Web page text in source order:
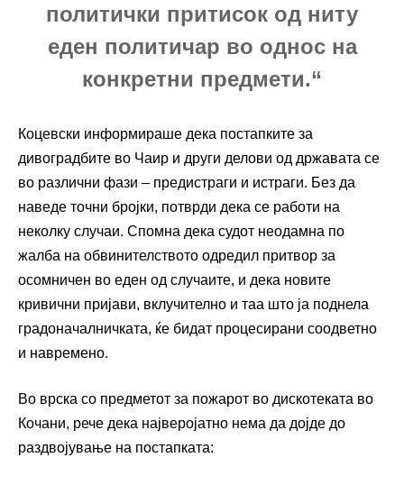
политички притисок од ниту
еден политичар во однос на
конкретни предмети.“
Коцевски информираше дека постапките за
дивоградбите во Чаир и други делови од државата се
во различни фази – предистраги и истраги. Без да
наведе точни бројки, потврди дека се работи на
неколку случаи. Спомна дека судот неодамна по
жалба на обвинителството одредил притвор за
осомничен во еден од случаите, и дека новите
кривични пријави, вклучително и таа што ја поднела
градоначалничката, ќе бидат процесирани соодветно
и навремено.
Во врска со предметот за пожарот во дискотеката во
Кочани, рече дека најверојатно нема да дојде до
раздвојување на постапката: